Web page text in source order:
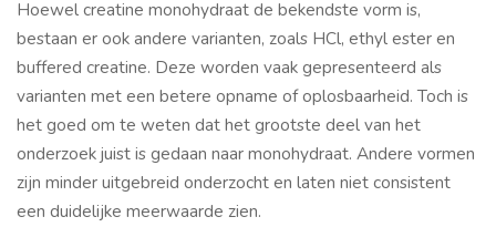
Hoewel creatine monohydraat de bekendste vorm is,
bestaan er ook andere varianten, zoals HCl, ethyl ester en
buffered creatine. Deze worden vaak gepresenteerd als
varianten met een betere opname of oplosbaarheid. Toch is
het goed om te weten dat het grootste deel van het
onderzoek juist is gedaan naar monohydraat. Andere vormen
zijn minder uitgebreid onderzocht en laten niet consistent
een duidelijke meerwaarde zien.